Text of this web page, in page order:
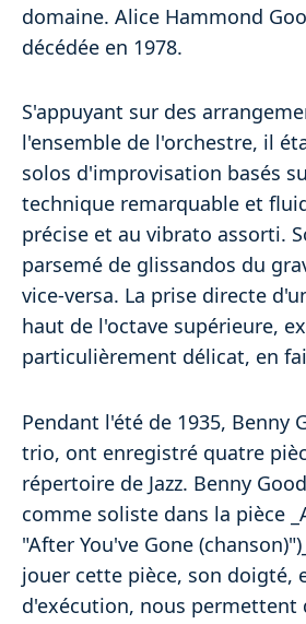
domaine. Alice Hammond
décédée en 1978.
S'appuyant sur des
l'ensemble de l'orchestre, il
solos d'improvisation basés
technique remarquable et
précise et au vibrato assorti.
parsemé de glissandos du
vice-versa. La prise directe
haut de l'octave supérieure,
particulièrement délicat, en
Pendant l'été de 1935, Benny
trio, ont enregistré quatre
répertoire de Jazz. Benny
comme soliste dans la pièce
"After You've Gone
jouer cette pièce, son doigté,
d'exécution, nous permettent